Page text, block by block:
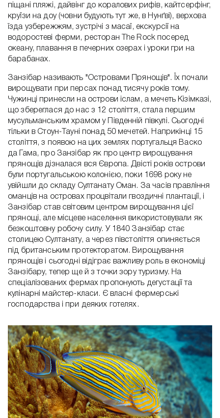
піщані пляжі, дайвінг до коралових рифів, кайтсерфінг,
круїзи на доу (човни будують тут же, в Нунґві), верхова
їзда узбережжям, зустрічі з масаї, екскурсії на
водоростеві ферми, ресторан The Rock посеред
океану, плавання в печерних озерах і уроки гри на
барабанах.
Занзібар називають "Островами Прянощів". Їх почали
вирощувати при персах понад тисячу років тому.
Чужинці принесли на острови іслам, а мечеть Кізімказі,
що збереглася до нас з 12 століття, стала першим
мусульманським храмом у Південній півкулі. Сьогодні
тільки в Стоун-Тауні понад 50 мечетей. Наприкінці 15
століття, з появою на цих землях португальця Васко
да Гама, про Занзібар як про центр вирощування
прянощів дізналася вся Європа. Двісті років острови
були португальською колонією, поки 1698 року не
увійшли до складу Султанату Оман. За часів правління
оманців на островах процвітали гвоздичні плантації, і
Занзібар став світовим центром вирощування цієї
прянощі, але місцеве населення використовували як
безкоштовну робочу силу. У 1840 Занзібар стає
столицею Султанату, а через півстоліття опиняється
під британським протекторатом. Вирощування
прянощів і сьогодні відіграє важливу роль в економіці
Занзібару, тепер ще й з точки зору туризму. На
спеціалізованих фермах пропонують дегустації та
кулінарні майстер-класи. Є власні фермерські
господарства і при деяких готелях.